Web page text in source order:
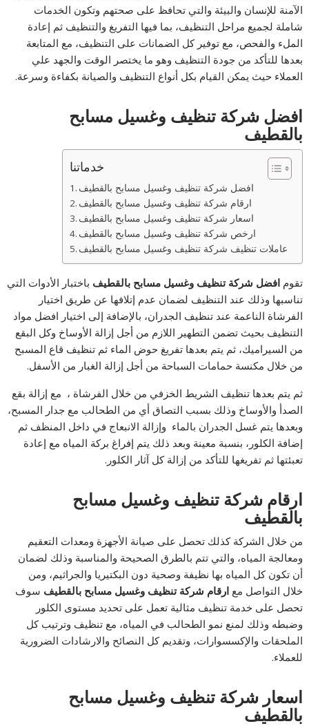
الآمنة للإنسان والبيئة والتي تحافظ على صحتهم وتكون الخدمات
شاملة لجميع مراحل التنظيف، بما فيها التفريغ والتنظيف ثم إعادة
الملء والفحص، مع توفير كل الضمانات على التنظيف، مع المتابعة
بعدها للتأكد من جودة التنظيف وهو ما يختصر الوقت والجهد علي
العملاء حيث يمكن القيام بكل أنواع التنظيف والصيانة بكفاءة وسرعة.
افضل شركة تنظيف وغسيل مسابح
بالقطيف
خدماتنا
افضل شركة تنظيف وغسيل مسابح بالقطيف
ارخص شركة تنظيف وغسيل مسابح بالقطيف
عاملات تنظيف شركة تنظيف وغسيل مسابح بالقطيف
تقومافضل شركة تنظيف وغسيل مسابح بالقطيف باختبار الأدوات التي
تناسبها وذلك عند التنظيف لضمان عدم إتلافها عن طريق اختيار
الفرشاة الناعمة عند تنظيف الجدران، بالإضافة إلى اختيار افضل مواد
التنظيف بحيث تضمن التطهير اللازم من أجل إزالة الأوساخ وكل البقع
من السيراميك، ثم يتم بعدها تفريغ حوض الماء ثم تنظيف قاع المسبح
من خلال مكنسة حمامات السباحة من أجل إزالة الغبار من الأسفل.
ثم يتم بعدها تنظيف الشريط الخزفي من خلال الفرشاة ، مع إزالة بقع
الصدأ والأوساخ وذلك بسبب التصاق أي من الطحالب مع جدار المسبح،
وبعدها يتم غسل الجدران بالماء وإزالة الانبعاج في داخل المنظف ثم
إضافة الكلور، بنسبة معينة وبعد ذلك يتم إفراغ بركة المياه مع إعادة
تعبئتها ثم تفريغها للتأكد من إزالة كل آثار الكلور.
ارقام شركة تنظيف وغسيل مسابح
بالقطيف
من خلال الشركة كذلك تحصل على صيانة الأجهزة ومعدات التعقيم
ومعالجة المياه، والتي تتم بالطرق الصحيحة والمناسبة وذلك لضمان
أن تكون كل المياه بها نظيفة وصحية دون البكتيريا والجراثيم، ومن
خلال التواصل معارقام شركة تنظيف وغسيل مسابح بالقطيف سوف
تحصل على خدمة تنظيف مثالية تعمل على تحديد مستوى الكلور
وضبطه وذلك لمنع نمو الطحالب في المياه، مع تنظيف وترتيب كل
الملحقات والإكسسوارات، وتقديم كل النصائح والارشادات الضرورية
للعملاء.
اسعار شركة تنظيف وغسيل مسابح
بالقطيف